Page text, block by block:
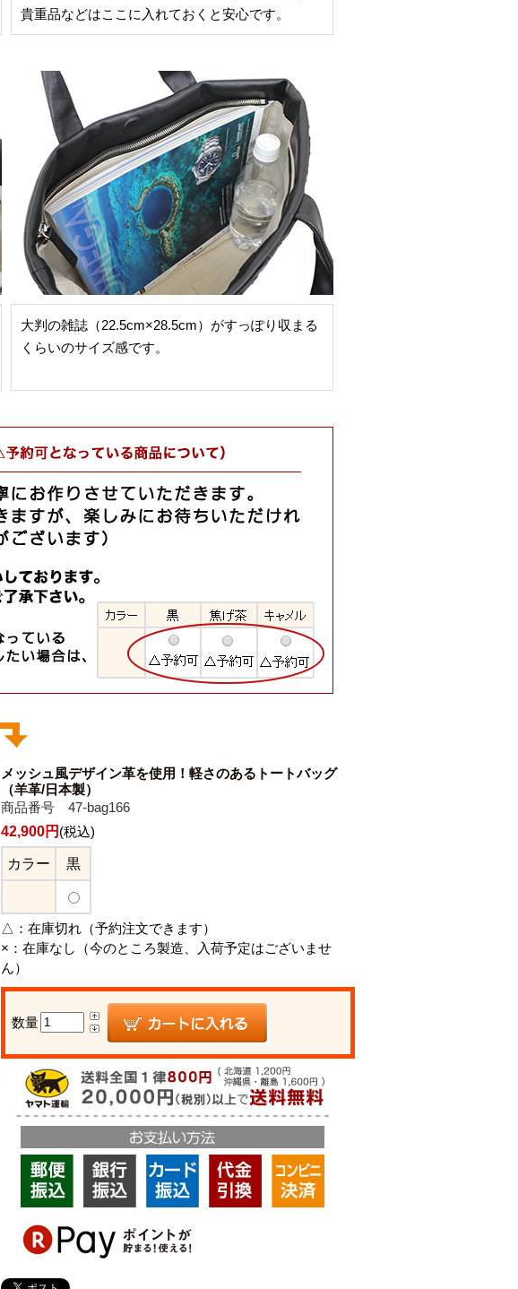
貴重品などはここに入れておくと安心です。
大判の雑誌（22.5cm×28.5cm）がすっぽり収まる
くらいのサイズ感です。
メッシュ風デザイン革を使用！軽さのあるトートバッグ
（羊革/日本製）
商品番号 47-bag166
42,900円 (税込)
カラー 黒
△： 在庫切れ（予約注文できます）
×： 在庫なし（今のところ製造、入荷予定はございませ
ん）
数量